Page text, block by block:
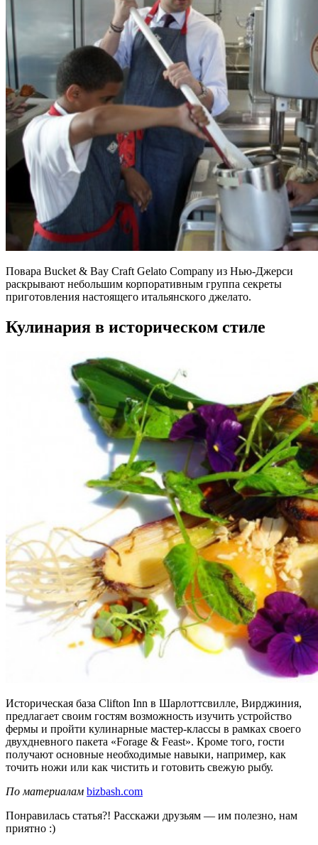
Повара Bucket & Bay Craft Gelato Company из Нью-Джерси
раскрывают небольшим корпоративным группа секреты
приготовления настоящего итальянского джелато.
Кулинария в историческом стиле
Историческая база Clifton Inn в Шарлоттсвилле, Вирджиния,
предлагает своим гостям возможность изучить устройство
фермы и пройти кулинарные мастер-классы в рамках своего
двухдневного пакета «Forage & Feast». Кроме того, гости
получают основные необходимые навыки, например, как
точить ножи или как чистить и готовить свежую рыбу.
По материалам bizbash.com
Понравилась статья?! Расскажи друзьям — им полезно, нам
приятно :)